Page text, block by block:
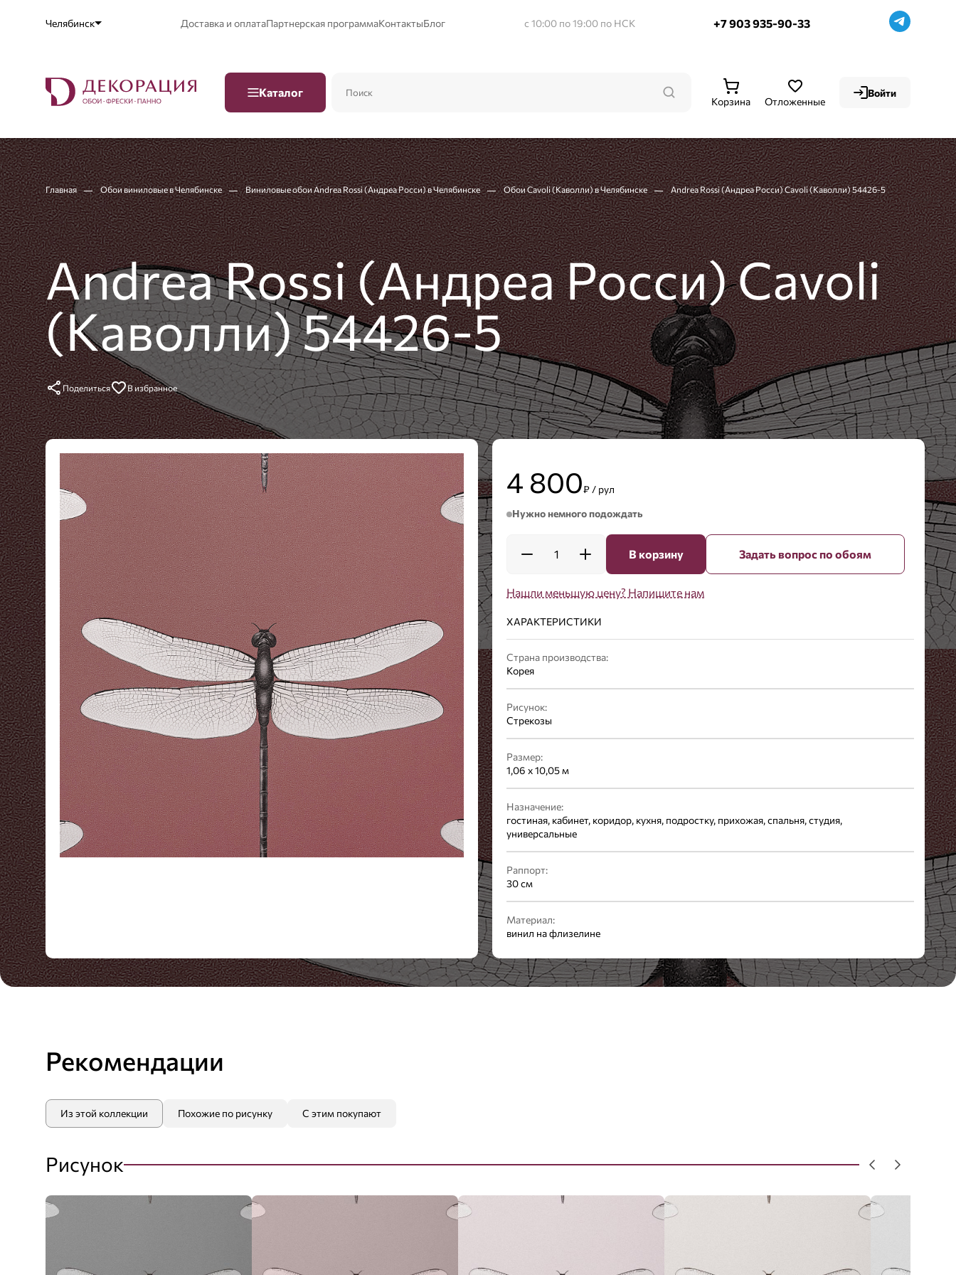
Челябинск Доставка и оплатаПартнерская программаКонтактыБлог с 10:00 по 19:00 по НСК +7 903 935-90-33
Каталог
Отложенные
Корзина
Войти
Главная Обои виниловые в Челябинске Виниловые обои Andrea Rossi (Андреа Росси) в Челябинске Обои Cavoli (Каволли) в Челябинске Andrea Rossi (Андреа Росси) Cavoli (Каволли) 54426-5
Andrea Rossi (Андреа Росси) Cavoli
(Каволли) 54426-5
Поделиться В избранное
4 800₽ / рул
Нужно немного подождать
1 В корзину Задать вопрос по обоям
Нашли меньшую цену? Напишите нам
ХАРАКТЕРИСТИКИ
Страна производства:
Корея
Рисунок:
Стрекозы
Размер:
1,06 x 10,05 м
Назначение:
гостиная, кабинет, коридор, кухня, подростку, прихожая, спальня, студия,
универсальные
Раппорт:
30 см
Материал:
винил на флизелине
Стиль:
Современный
Рекомендации
Из этой коллекции Похожие по рисунку С этим покупают
Рисунок